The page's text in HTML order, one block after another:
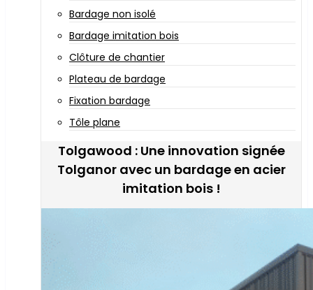
Bardage non isolé
Bardage imitation bois
Clôture de chantier
Plateau de bardage
Fixation bardage
Tôle plane
Tolgawood : Une innovation signée
Tolganor avec un bardage en acier
imitation bois !